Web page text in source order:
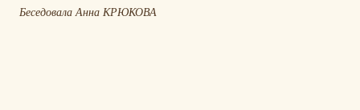
Беседовала Анна КРЮКОВА